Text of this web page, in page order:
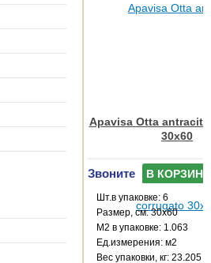
Apavisa Otta
30x60
Звоните В КОРЗИНУ
Шт.в упаковке: 6
Размер, см: 30x60
М2 в упаковке: 1.063
Ед.измерения: м2
Веc упаковки, кг: 23.205